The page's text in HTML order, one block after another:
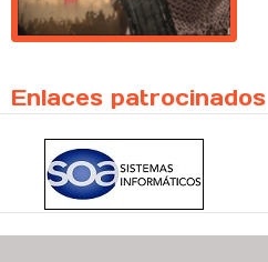
Enlaces patrocinados